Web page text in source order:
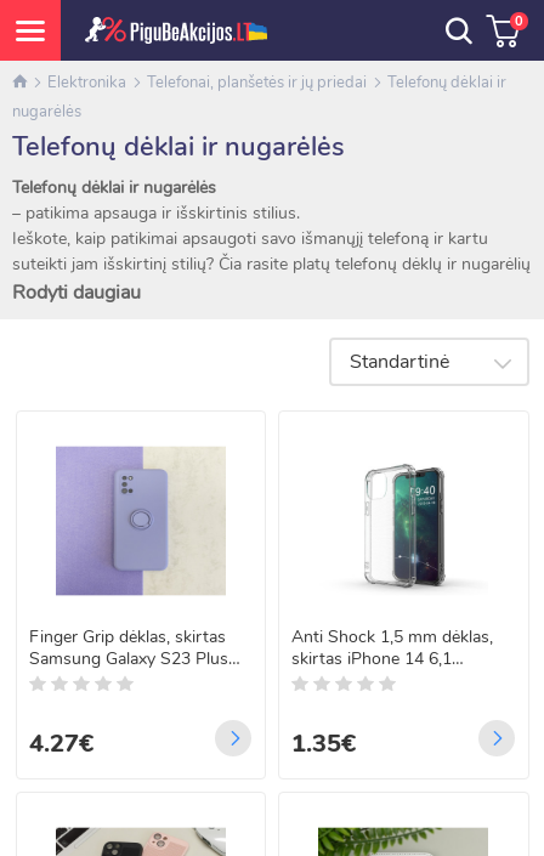
0
Elektronika Telefonai, planšetės ir jų priedai
Telefonų dėklai ir
nugarėlės
Telefonų dėklai ir nugarėlės
Telefonų dėklai ir nugarėlės
– patikima apsauga ir išskirtinis stilius.
Ieškote, kaip patikimai apsaugoti savo išmanųjį telefoną ir kartu
suteikti jam išskirtinį stilių? Čia rasite platų telefonų dėklų ir nugarėlių
pasirinkimą, pritaikytą populiariausiems modeliams – iPhone,
Silikoninius dėklus – lankstūs, malonūs liesti ir puikiai
Kietus plastikinius dėklus – tvirta apsauga nuo smūgių ir
įbrėžimų.
Odiniai dėklai – elegantiškas pasirinkimas norintiems
profesionalaus įvaizdžio.
Permatomos nugarėlės – išlaiko originalų telefono dizainą.
Atsparūs smūgiams modeliai – maksimaliai apsaugo aktyviai
gyvenantiems.
Visi dėklai ir nugarėlės yra suderinti su laidiniu ir belaidžiu įkrovimu,
todėl užtikrina maksimalų patogumą kasdien. Pasirinkite tinkamą
dydį ir modelį savo telefonui ir suteikite jam apsaugą bei stilių už
Rodyti daugiau
Standartinė
Finger Grip dėklas, skirtas
Samsung Galaxy S23 Plus
violetinis
4.27€
Anti Shock 1,5 mm dėklas,
skirtas iPhone 14 6,1
skaidrus
1.35€